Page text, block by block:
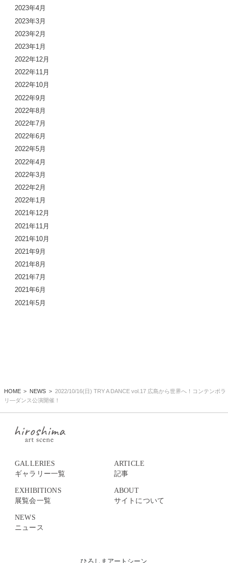
2023年4月
2023年3月
2023年2月
2023年1月
2022年12月
2022年11月
2022年10月
2022年9月
2022年8月
2022年7月
2022年6月
2022年5月
2022年4月
2022年3月
2022年2月
2022年1月
2021年12月
2021年11月
2021年10月
2021年9月
2021年8月
2021年7月
2021年6月
2021年5月
HOME NEWS
2022/10/16(日) TRY A DANCE vol.17 広島から世界へ！コンテンポラ
リ―ダンス公演開催！
ひろしまアートシーン
GALLERIES
ギャラリー一覧
EXHIBITIONS
展覧会一覧
NEWS
ニュース
ARTICLE
記事
ABOUT
サイトについて